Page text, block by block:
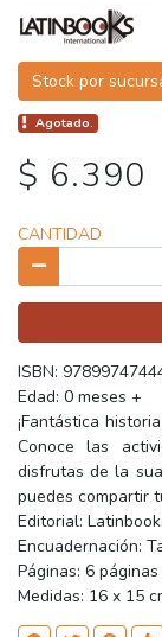
Stock por
Agotado.
$ 6.390
CANTIDAD
ISBN:
Edad: 0 meses +
¡Fantástica
Conoce las
disfrutas de la
puedes compartir
Editorial:
Encuadernación:
Páginas: 6
Medidas: 16 x 15